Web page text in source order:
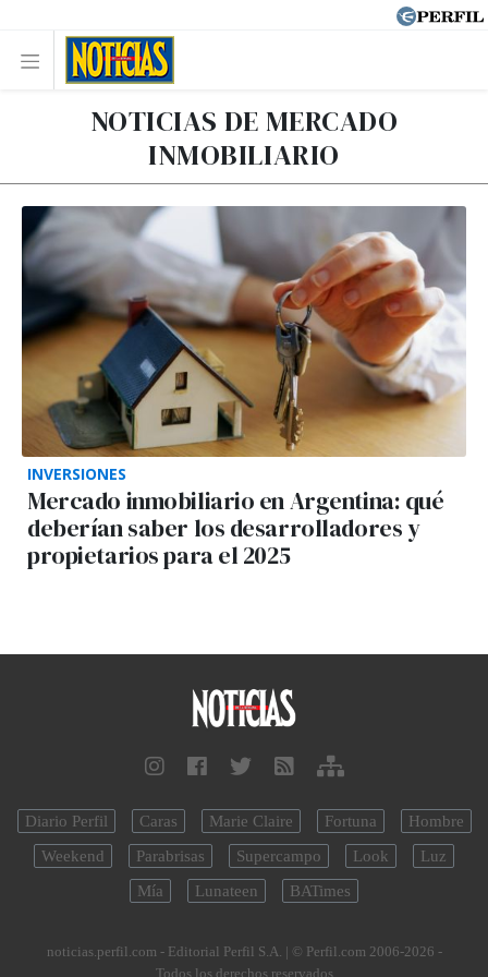
NOTICIAS DE MERCADO
INMOBILIARIO
INVERSIONES
Mercado inmobiliario en Argentina: qué
deberían saber los desarrolladores y
propietarios para el 2025
Diario Perfil Caras Marie Claire Fortuna
Hombre
Weekend
Parabrisas Supercampo Look
Luz
Mía
Lunateen BATimes
noticias.perfil.com - Editorial Perfil S.A. | © Perfil.com 2006-2026 -
Todos los derechos reservados